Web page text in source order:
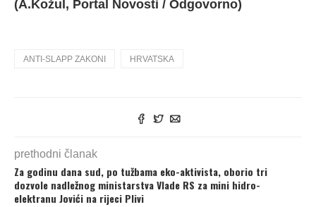
(A.Kožul, Portal Novosti / Odgovorno)
ANTI-SLAPP ZAKONI HRVATSKA
prethodni članak
Za godinu dana sud, po tužbama eko-aktivista, oborio tri
dozvole nadležnog ministarstva Vlade RS za mini hidro-
elektranu Jovići na rijeci Plivi